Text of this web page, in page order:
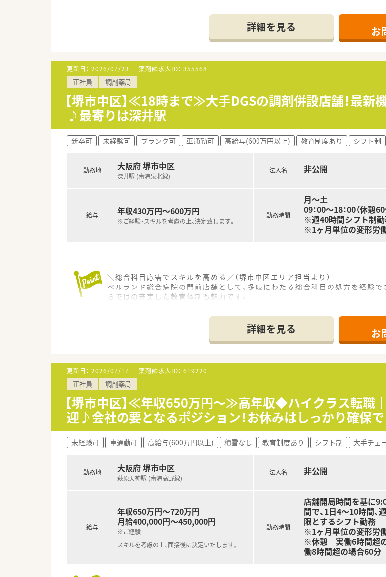
■近隣の総合病院からの処方箋も対応しています。
■家族やプライベートを大事にしながら働きたい方
■キャリアを磨きたい方
■企業の安定性を重視したい方
■お車通勤を希望される方
■未経験から保険調剤にチャレンジをしたい方
<こんな会社です>
■株式会社ファーコスと株式会社ミックが合併して新たに設立された調剤薬局
■設立は2022年4月！スズケングループにおける全国規模の調剤薬局チェーン
■2社が培ってきたノウハウと企業の良さを融合し、より安定した経営基盤か
■正社員には全国・広域・都道府県限定・自宅通勤の4コースをご用意！
■全国・広域・都道府県限定コースの方には充実の住宅補助制度が適用されま
とんどございません）
■産育休からの復帰率は95%以上！時短勤務はお子様が小学3年生終了時まで可
<年間休日多め＆機械化に積極的>
■年間休日は120日以上で様々な休暇制度がございます。
■最新機器の導入やメディカルリスクコントローラー制度を導入し、調剤過
詳細を見る お
更新日： 2026/07/23 薬剤師求人ID： 355568
正社員 調剤薬局
【堺市中区】≪18時まで≫大手DGSの調剤併設店舗！最
♪最寄りは深井駅
新卒可 未経験可 ブランク可 車通勤可 高給与(600万円以上) 教育制度あり シフト制
勤務地 大阪府 堺市中区
深井駅 (南海泉北線)
給与 年収430万円～600万円
※ご経験・スキルを考慮の上、決定致します。
法人名 非公開
勤務時間
月～土
09：00～18：00（休憩60
※週40時間シフト制
※1ヶ月単位の変形労
＼総合科目応需でスキルを高める／（堺市中区エリア担当より）
ベルランド総合病院の門前店舗として、多岐にわたる総合科目の処方を経験
らではの充実した教育体制も魅力です。
【店舗情報と応需状況について】
■南海泉北線の深井駅からバスで15分ほどの場所に位置しており、従業員向
■地域の基幹病院であるベルランド総合病院の門前に構えており、多岐にわ
■広域の総合科目に触れる面対応の薬局として高い応需力をもつだけでなく
います。
【想定される業務内容】
■処方箋に基づく正確な調剤や入念な監査をはじめ、患者様の健康を支える
■併設店ならではの業務として、OTC医薬品の販売相談や各種サプリメント
■地域の医療機関や介護関係者と連携を図りながら、居宅や高齢者施設への定
【職場環境と雰囲気】
■大手企業ならではの低い離職率を強みに、店舗には20代の若手から60代の
■エリアマネージャーのほかに急な応援に対応できるラウンダーが20名以上
■常時3名から4名の薬剤師と1名から2名の調剤事務を配置する手厚い複数名
詳細を見る お
更新日： 2026/07/17 薬剤師求人ID： 619220
正社員 調剤薬局
【堺市中区】≪年収650万円～≫高年収◆ハイクラス転職
迎♪会社の要となるポジション！お休みはしっかり確保
未経験可 車通勤可 高給与(600万円以上) 積雪なし 教育制度あり シフト制 大手チェ
勤務地 大阪府 堺市中区
萩原天神駅 (南海高野線)
給与
年収650万円～720万円
月給400,000円～450,000円
※ご経験
スキルを考慮の上、面接後に決定いたします。
法人名 非公開
勤務時間
店舗開局時間を基に
間で、1日4～10時間、
限とするシフト勤務
※1ヶ月単位の変形労
※休憩 実働6時間超の
働8時間超の場合60分